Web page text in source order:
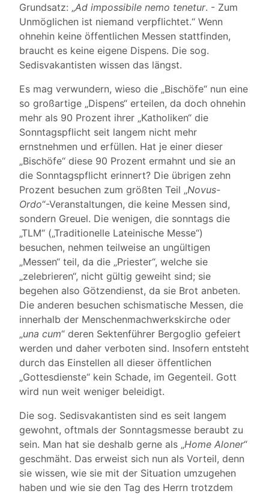
Grundsatz: „Ad impossibile nemo tenetur. - Zum
Unmöglichen ist niemand verpflichtet.“ Wenn
ohnehin keine öffentlichen Messen stattfinden,
braucht es keine eigene Dispens. Die sog.
Sedisvakantisten wissen das längst.
Es mag verwundern, wieso die „Bischöfe“ nun eine
so großartige „Dispens“ erteilen, da doch ohnehin
mehr als 90 Prozent ihrer „Katholiken“ die
Sonntagspflicht seit langem nicht mehr
ernstnehmen und erfüllen. Hat je einer dieser
„Bischöfe“ diese 90 Prozent ermahnt und sie an
die Sonntagspflicht erinnert? Die übrigen zehn
Prozent besuchen zum größten Teil „Novus-
Ordo“-Veranstaltungen, die keine Messen sind,
sondern Greuel. Die wenigen, die sonntags die
„TLM“ („Traditionelle Lateinische Messe“)
besuchen, nehmen teilweise an ungültigen
„Messen“ teil, da die „Priester“, welche sie
„zelebrieren“, nicht gültig geweiht sind; sie
begehen also Götzendienst, da sie Brot anbeten.
Die anderen besuchen schismatische Messen, die
innerhalb der Menschenmachwerkskirche oder
„una cum“ deren Sektenführer Bergoglio gefeiert
werden und daher verboten sind. Insofern entsteht
durch das Einstellen all dieser öffentlichen
„Gottesdienste“ kein Schade, im Gegenteil. Gott
wird nun weit weniger beleidigt.
Die sog. Sedisvakantisten sind es seit langem
gewohnt, oftmals der Sonntagsmesse beraubt zu
sein. Man hat sie deshalb gerne als „Home Aloner“
geschmäht. Das erweist sich nun als Vorteil, denn
sie wissen, wie sie mit der Situation umzugehen
haben und wie sie den Tag des Herrn trotzdem